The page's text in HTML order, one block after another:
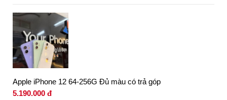
Apple iPhone 12 64-256G Đủ màu có trả góp
5.190.000 đ